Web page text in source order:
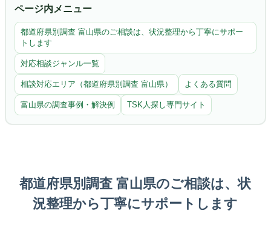
ページ内メニュー
都道府県別調査 富山県のご相談は、状況整理から丁寧にサポー
トします
対応相談ジャンル一覧
相談対応エリア（都道府県別調査 富山県） よくある質問
富山県の調査事例・解決例 TSK人探し専門サイト
都道府県別調査 富山県のご相談は、状
況整理から丁寧にサポートします